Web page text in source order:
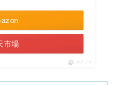
市場
ポチップ